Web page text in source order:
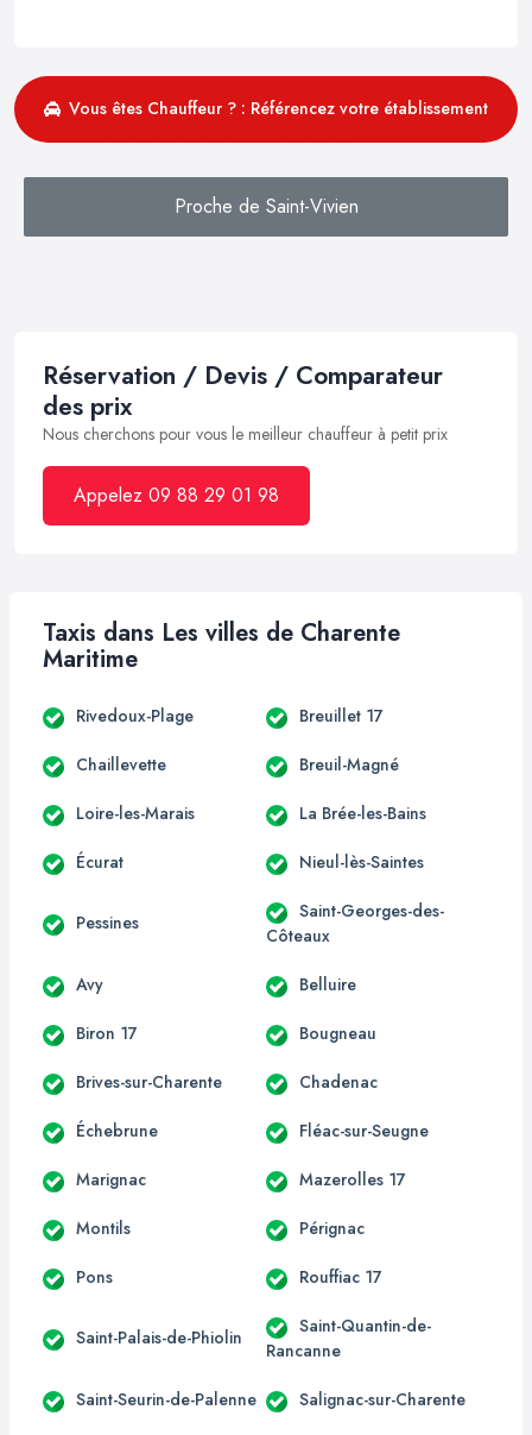
Vous êtes Chauffeur ? : Référencez votre établissement
Proche de Saint-Vivien
Réservation / Devis / Comparateur
des prix
Nous cherchons pour vous le meilleur chauffeur à petit prix
Appelez 09 88 29 01 98
Taxis dans Les villes de Charente
Maritime
Rivedoux-Plage Breuillet 17
Chaillevette Breuil-Magné
Loire-les-Marais La Brée-les-Bains
Écurat Nieul-lès-Saintes
Pessines
Saint-Georges-des-
Côteaux
Avy Belluire
Biron 17 Bougneau
Brives-sur-Charente Chadenac
Échebrune Fléac-sur-Seugne
Marignac Mazerolles 17
Montils Pérignac
Pons Rouffiac 17
Saint-Palais-de-Phiolin
Saint-Quantin-de-
Rancanne
Saint-Seurin-de-Palenne Salignac-sur-Charente